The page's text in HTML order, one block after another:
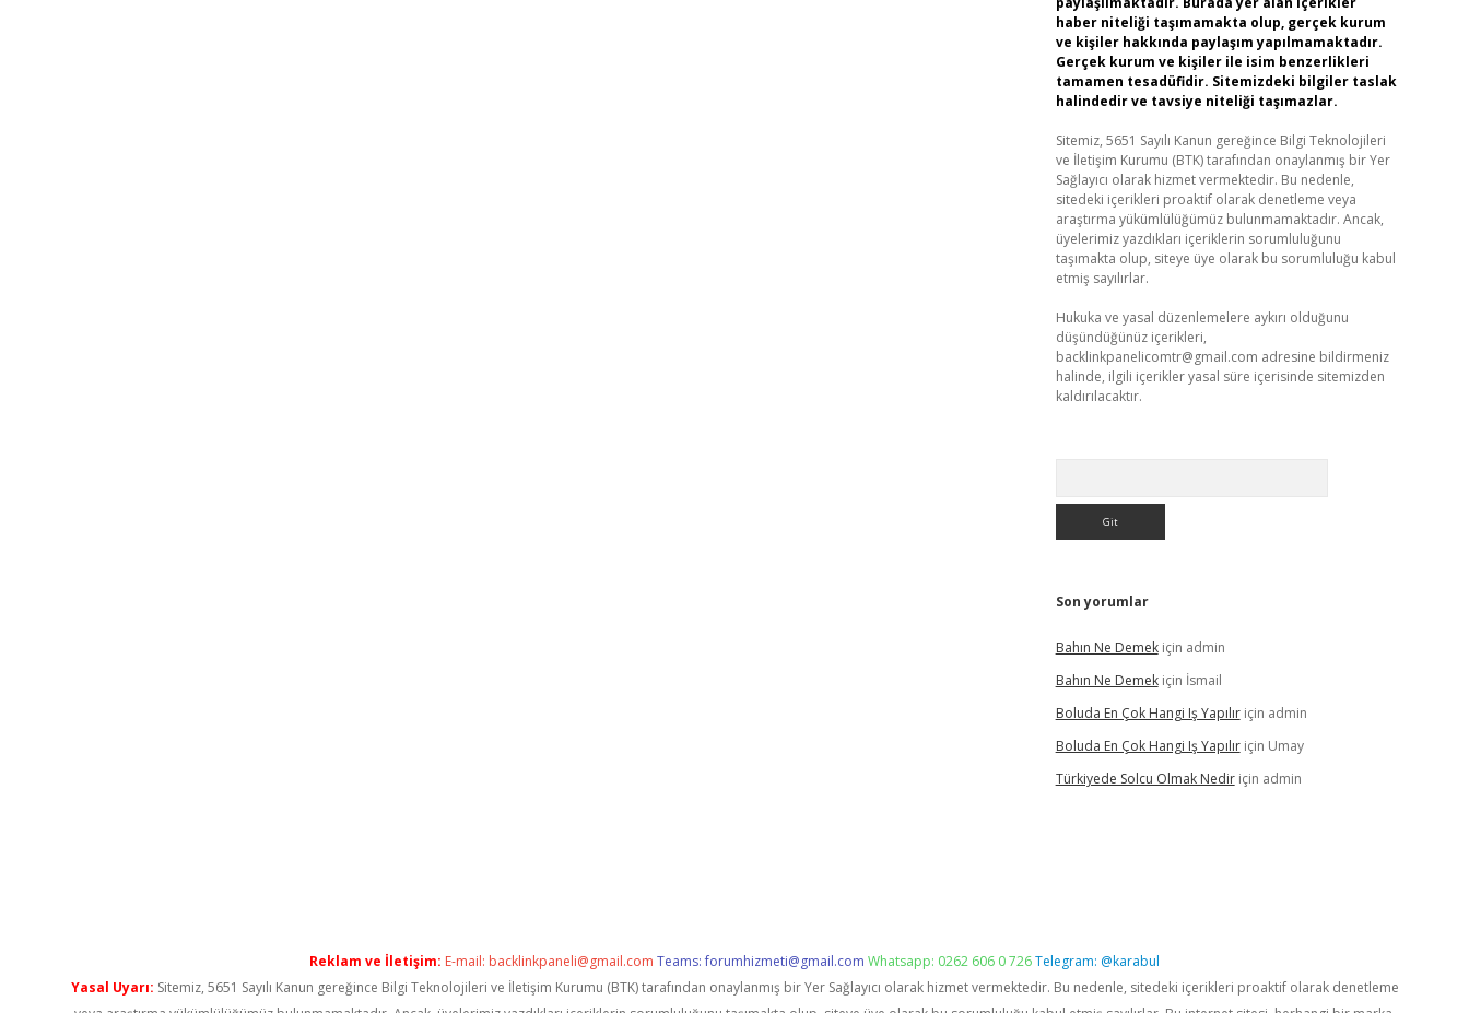
haber niteliği taşımamakta olup, gerçek kurum
ve kişiler hakkında paylaşım yapılmamaktadır.
Gerçek kurum ve kişiler ile isim benzerlikleri
tamamen tesadüfidir. Sitemizdeki bilgiler taslak
halindedir ve tavsiye niteliği taşımazlar.
Sitemiz, 5651 Sayılı Kanun gereğince Bilgi Teknolojileri
ve İletişim Kurumu (BTK) tarafından onaylanmış bir Yer
Sağlayıcı olarak hizmet vermektedir. Bu nedenle,
sitedeki içerikleri proaktif olarak denetleme veya
araştırma yükümlülüğümüz bulunmamaktadır. Ancak,
üyelerimiz yazdıkları içeriklerin sorumluluğunu
taşımakta olup, siteye üye olarak bu sorumluluğu kabul
etmiş sayılırlar.
Hukuka ve yasal düzenlemelere aykırı olduğunu
düşündüğünüz içerikleri,
backlinkpanelicomtr@gmail.com adresine bildirmeniz
halinde, ilgili içerikler yasal süre içerisinde sitemizden
kaldırılacaktır.
Son yorumlar
Bahın Ne Demekiçin admin
Bahın Ne Demekiçin İsmail
Boluda En Çok Hangi Iş Yapılıriçin admin
Boluda En Çok Hangi Iş Yapılıriçin Umay
Türkiyede Solcu Olmak Nediriçin admin
Reklam ve İletişim: E-mail: backlinkpaneli@gmail.com Teams:forumhizmeti@gmail.com Whatsapp: 0262 606 0 726Telegram: @karabul
Yasal Uyarı: Sitemiz, 5651 Sayılı Kanun gereğince Bilgi Teknolojileri ve İletişim Kurumu (BTK) tarafından onaylanmış bir Yer Sağlayıcı olarak hizmet vermektedir. Bu nedenle, sitedeki içerikleri proaktif olarak denetleme